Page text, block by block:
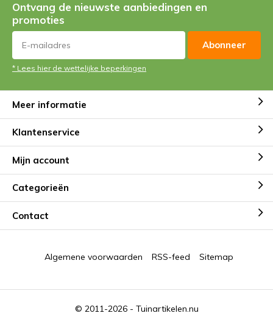
Ontvang de nieuwste aanbiedingen en
promoties
Abonneer
* Lees hier de wettelijke beperkingen
Meer informatie
Klantenservice
Mijn account
Categorieën
Contact
© 2011-2026 - Tuinartikelen.nu
Algemene voorwaarden RSS-feed Sitemap